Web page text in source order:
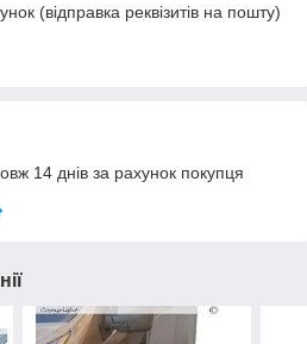
(відправка реквізитів на пошту)
14 днів за рахунок покупця